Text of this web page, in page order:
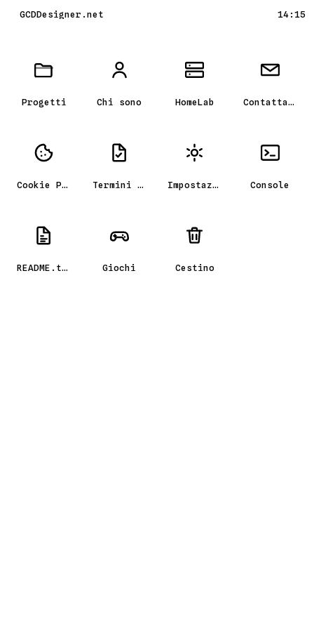
GCDDesigner.net 14:15
Progetti Chi sono HomeLab Contattami
Cookie Policy Termini e condizioni Impostazioni Console
README.txt Giochi Cestino